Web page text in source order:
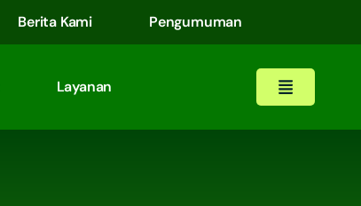
Berita Kami Pengumuman
Layanan